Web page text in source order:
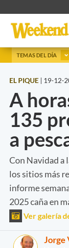
TEMAS DEL DÍA
EL PIQUE | 19-12-
A
135
a
Con Navidad a
los sitios más
informe
2025 caña en
Ver galería
Jorge